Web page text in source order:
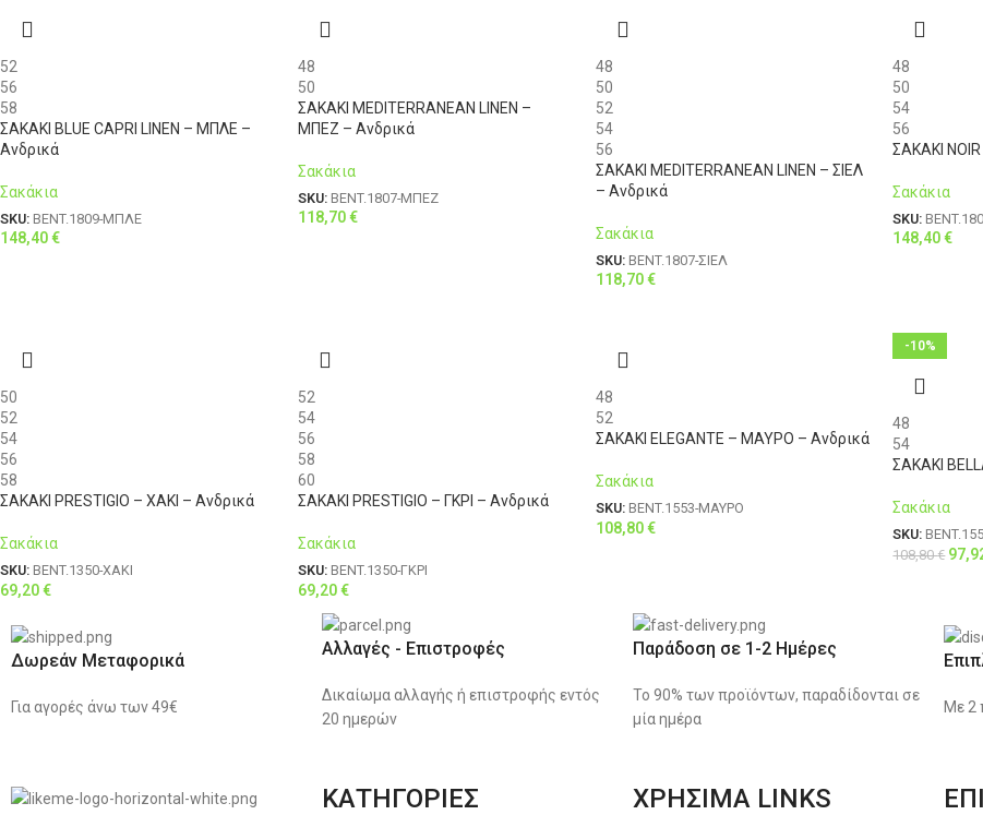
52
56
58
ΣΑΚΑΚΙ BLUE CAPRI LINEN – ΜΠΛΕ –
Ανδρικά
Σακάκια
SKU: BENT.1809-ΜΠΛΕ
148,40€
48
50
ΣΑΚΑΚΙ MEDITERRANEAN LINEN –
ΜΠΕΖ – Ανδρικά
Σακάκια
SKU: BENT.1807-ΜΠΕΖ
118,70€
48
50
52
54
56
ΣΑΚΑΚΙ MEDITERRANEAN LINEN – ΣΙΕΛ
– Ανδρικά
Σακάκια
SKU: BENT.1807-ΣΙΕΛ
118,70€
48
50
54
56
ΣΑΚΑΚΙ
Σακάκια
SKU:
148,40€
50
52
54
56
58
ΣΑΚΑΚΙ PRESTIGIO – ΧΑΚΙ – Ανδρικά
Σακάκια
SKU: BENT.1350-ΧΑΚΙ
69,20€
52
54
56
58
60
ΣΑΚΑΚΙ PRESTIGIO – ΓΚΡΙ – Ανδρικά
Σακάκια
SKU: BENT.1350-ΓΚΡΙ
69,20€
48
52
ΣΑΚΑΚΙ ELEGANTE – ΜΑΥΡΟ – Ανδρικά
Σακάκια
SKU: BENT.1553-ΜΑΥΡΟ
108,80€
-10%
48
54
ΣΑΚΑΚΙ
Σακάκια
SKU:
108,80€
Δωρεάν Μεταφορικά
Για αγορές άνω των 49€
Αλλαγές - Επιστροφές
Δικαίωμα αλλαγής ή επιστροφής εντός
20 ημερών
Παράδοση σε 1-2 Ημέρες
Το 90% των προϊόντων, παραδίδονται σε
μία ημέρα
Με 2
ΚΑΤΗΓΟΡΙΕΣ ΧΡΗΣΙΜΑ LINKS